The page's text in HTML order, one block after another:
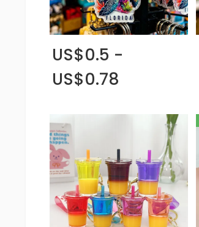
US$0.5 -
US$0.78